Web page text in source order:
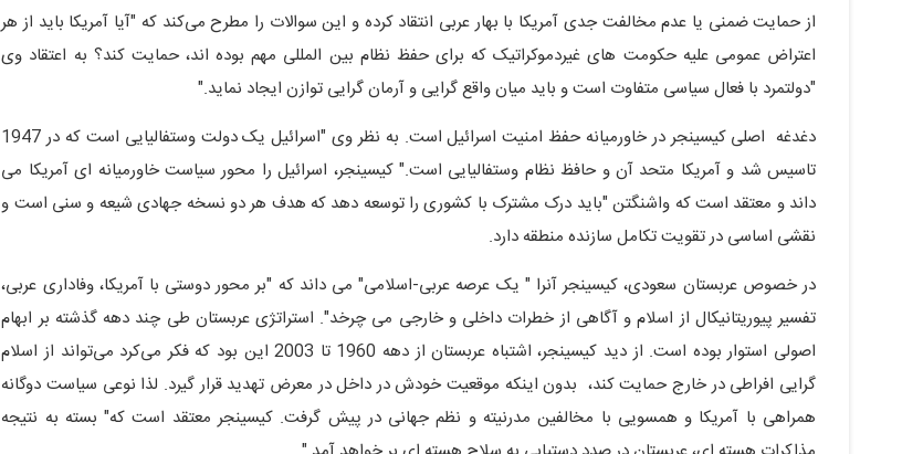
از حمایت ضمنی یا عدم مخالفت جدی آمریکا با بهار عربی انتقاد کرده و این سوالات را مطرح می‌کند که "آیا آمریکا باید از هر
اعتراض عمومی علیه حکومت های غیردموکراتیک که برای حفظ نظام بین المللی مهم بوده اند، حمایت کند؟ به اعتقاد وی
"دولتمرد با فعال سیاسی متفاوت است و باید میان واقع گرایی و آرمان گرایی توازن ایجاد نماید."
دغدغه اصلی کیسینجر در خاورمیانه حفظ امنیت اسرائیل است. به نظر وی "اسرائیل یک دولت وستفالیایی است که در 1947
تاسیس شد و آمریکا متحد آن و حافظ نظام وستفالیایی است." کیسینجر، اسرائیل را محور سیاست خاورمیانه ای آمریکا می
داند و معتقد است که واشنگتن "باید درک مشترک با کشوری را توسعه دهد که هدف هر دو نسخه جهادی شیعه و سنی است و
نقشی اساسی در تقویت تکامل سازنده منطقه دارد.
در خصوص عربستان سعودی، کیسینجر آنرا " یک عرصه عربی-اسلامی" می داند که "بر محور دوستی با آمریکا، وفاداری عربی،
تفسیر پیوریتانیکال از اسلام و آگاهی از خطرات داخلی و خارجی می چرخد". استراتژی عربستان طی چند دهه گذشته بر ابهام
اصولی استوار بوده است. از دید کیسینجر، اشتباه عربستان از دهه 1960 تا 2003 این بود که فکر می‌کرد می‌تواند از اسلام
گرایی افراطی در خارج حمایت کند، بدون اینکه موقعیت خودش در داخل در معرض تهدید قرار گیرد. لذا نوعی سیاست دوگانه
همراهی با آمریکا و همسویی با مخالفین مدرنیته و نظم جهانی در پیش گرفت. کیسینجر معتقد است که" بسته به نتیجه